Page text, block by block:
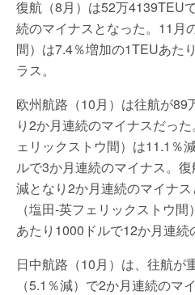
復航（8月）は52万4139TEU
続のマイナスとなった。11月
間）は7.4％増加の1TEUあた
ラス。
欧州航路（10月）は往航が89
り2か月連続のマイナスだっ
ェリックストウ間）は11.1％
ルで3か月連続のマイナス。
減となり2か月連続のマイナ
（塩田-英フェリックストウ
あたり1000ドルで12か月連続
日中航路（10月）は、往航が
（5.1％減）で2か月連続のマ